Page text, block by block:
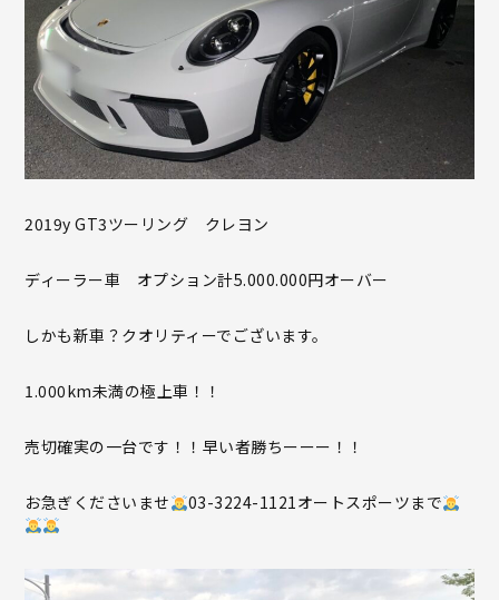
2019y GT3ツーリング クレヨン
ディーラー車 オプション計5.000.000円オーバー
しかも新車？クオリティーでございます。
1.000km未満の極上車！！
売切確実の一台です！！早い者勝ちーーー！！
お急ぎくださいませ 03-3224-1121オートスポーツまで